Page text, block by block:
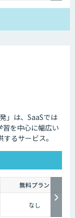
」は、SaaSでは
を中心に幅広い
るサービス。
無料プラン
なし